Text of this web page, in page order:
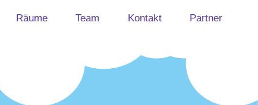
Räume Team Kontakt Partner